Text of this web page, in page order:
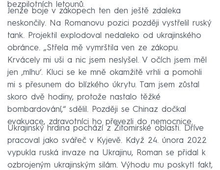
bezpilotních letounů.
Jenže boje v zákopech ten den ještě zdaleka
neskončily. Na Romanovu pozici později vystřelil ruský
tank. Projektil explodoval nedaleko od ukrajinského
obránce. „Střela mě vymrštila ven ze zákopu.
Krvácely mi uši a nic jsem neslyšel. V očích jsem měl
jen ‚mlhu‘. Kluci se ke mně okamžitě vrhli a pomohli
mi s přesunem do blízkého úkrytu. Tam jsem zůstal
skoro dvě hodiny, protože nastalo těžké
bombardování,“ sdělil. Později se Chinaz dočkal
evakuace, zdravotníci ho převezli do nemocnice.
Ukrajinský hrdina pochází z Žitomirské oblasti. Dříve
pracoval jako svářeč v Kyjevě. Když 24. února 2022
vypukla ruská invaze na Ukrajinu, Roman se přidal k
ozbrojeným ukrajinským silám. Výhodu mu poskytl fakt,